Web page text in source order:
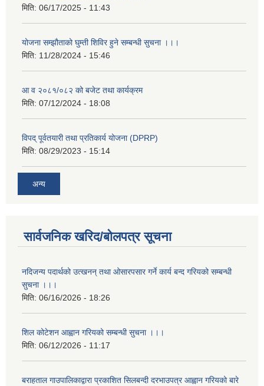
मिति: 06/17/2025 - 11:43
योजना सम्झौताको घुम्ती शिविर हुने सम्बन्धी सुचना ।।।
मिति: 11/28/2024 - 15:46
आ व २०८१/०८२ को बजेट तथा कार्यक्रम
मिति: 07/12/2024 - 18:08
विपद् पूर्वतयारी तथा प्रतिकार्य योजना (DPRP)
मिति: 08/29/2023 - 15:14
अन्य
सार्वजनिक खरिद/बोलपत्र सूचना
नदिजन्य पदार्थको उत्खनन् तथा ओसारपसार गर्ने कार्य बन्द गरियको सम्बन्धी
सुचना ।।।
मिति: 06/16/2026 - 18:26
शिल कोटेशन आह्वान गरियको सम्बन्धी सुचना ।।।
मिति: 06/12/2026 - 11:17
बराहताल गाउपालिकाद्वारा प्रकाशित सिलबन्दी दरभाउपत्र आह्वान गरियको बारे